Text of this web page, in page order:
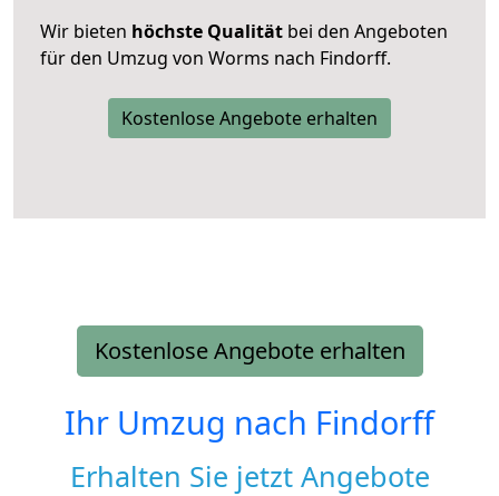
Wir bieten höchste Qualität bei den Angeboten
für den Umzug von Worms nach Findorff.
Kostenlose Angebote erhalten
Kostenlose Angebote erhalten
Ihr Umzug nach Findorff
Erhalten Sie jetzt Angebote